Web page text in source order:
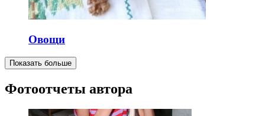
Овощи
Показать больше
Фотоотчеты автора